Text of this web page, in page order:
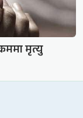
मृत्यु